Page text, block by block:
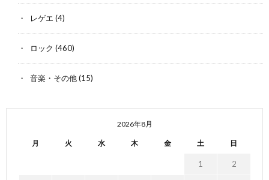
レゲエ (4)
ロック (460)
音楽・その他(15)
2026年8月
月 火 水 木 金 土 日
1 2